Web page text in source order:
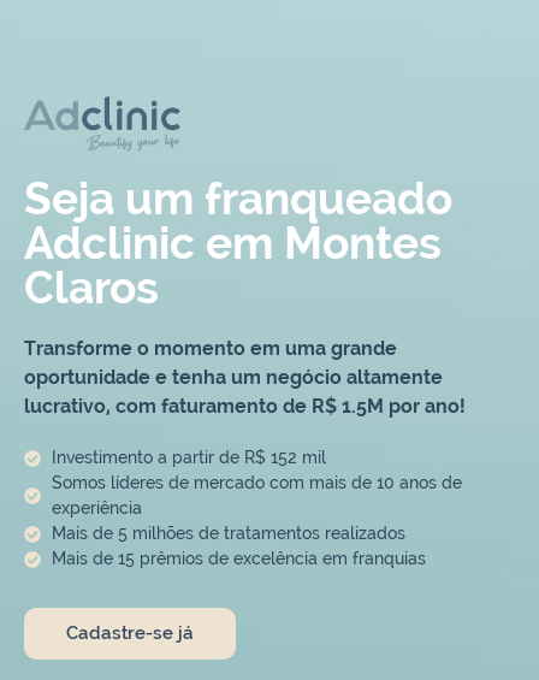
Seja um franqueado
Adclinic em Montes
Claros
Transforme o momento em uma grande
oportunidade e tenha um negócio altamente
lucrativo, com faturamento de R$ 1.5M por ano!
Investimento a partir de R$ 152 mil
Somos líderes de mercado com mais de 10 anos de
experiência
Mais de 5 milhões de tratamentos realizados
Mais de 15 prêmios de excelência em franquias
Cadastre-se já